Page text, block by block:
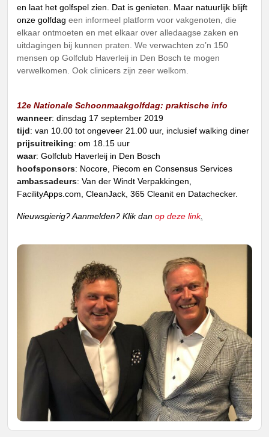
en laat het golfspel zien. Dat is genieten. Maar natuurlijk blijft
onze golfdag een informeel platform voor vakgenoten, die
elkaar ontmoeten en met elkaar over alledaagse zaken en
uitdagingen bij kunnen praten. We verwachten zo’n 150
mensen op Golfclub Haverleij in Den Bosch te mogen
verwelkomen. Ook clinicers zijn zeer welkom.
12e Nationale Schoonmaakgolfdag: praktische info
wanneer: dinsdag 17 september 2019
tijd: van 10.00 tot ongeveer 21.00 uur, inclusief walking diner
prijsuitreiking: om 18.15 uur
waar: Golfclub Haverleij in Den Bosch
hoofsponsors: Nocore, Piecom en Consensus Services
ambassadeurs: Van der Windt Verpakkingen,
FacilityApps.com, CleanJack, 365 Cleanit en Datachecker.
Nieuwsgierig? Aanmelden? Klik dan op deze link.